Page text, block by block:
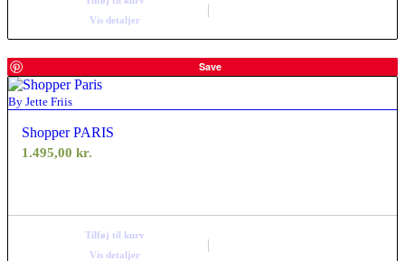
Vis detaljer
Save
By Jette Friis
Shopper PARIS
1.495,00 kr.
Tilføj til kurv
Vis detaljer